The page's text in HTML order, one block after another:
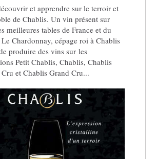
et apprendre sur le terroir et
de Chablis. Un vin présent sur
meilleures tables de France et du
Chardonnay, cépage roi à Chablis
produire des vins sur les
Petit Chablis, Chablis, Chablis
et Chablis Grand Cru...